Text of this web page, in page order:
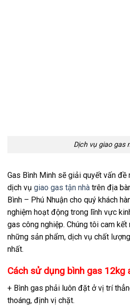
Dịch vụ giao gas
Gas Bình Minh sẽ giải quyết vấn
dịch vụ giao gas tận nhà trên địa
Bình – Phú Nhuận cho quý khách
nghiệm hoạt động trong lĩnh vực
gas công nghiệp. Chúng tôi cam
những sản phẩm, dịch vụ chất
nhất.
Cách sử dụng bình gas 12kg
+ Bình gas phải luôn đặt ở vị trí
thoáng, định vị chặt.